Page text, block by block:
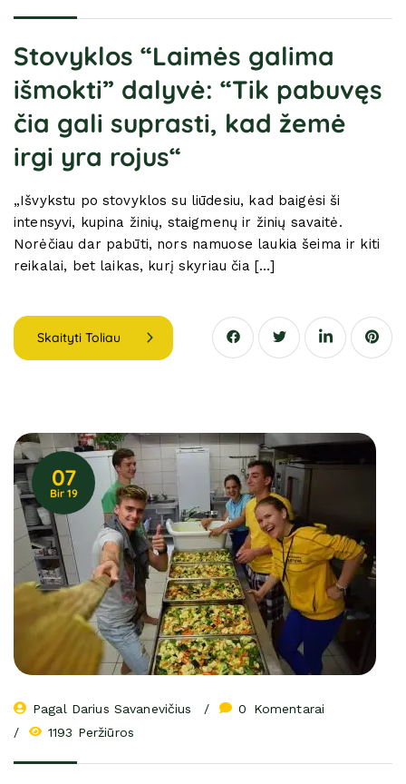
Stovyklos “Laimės galima
išmokti” dalyvė: “Tik pabuvęs
čia gali suprasti, kad žemė
irgi yra rojus“
„Išvykstu po stovyklos su liūdesiu, kad baigėsi ši
intensyvi, kupina žinių, staigmenų ir žinių savaitė.
Norėčiau dar pabūti, nors namuose laukia šeima ir kiti
reikalai, bet laikas, kurį skyriau čia […]
Skaityti Toliau
07
Bir 19
Pagal Darius Savanevičius 0
Komentarai
1193 Peržiūros